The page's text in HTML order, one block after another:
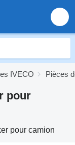
IVECO Pièces
pour
pour camion